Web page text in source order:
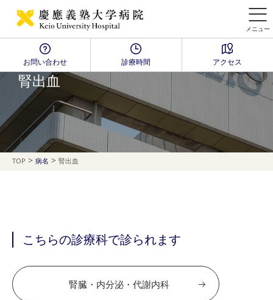
メニュー
お問い合わせ 診療時間 アクセス
Disease Name Search
腎出血
TOP > 病名 > 腎出血
こちらの診療科で診られます
腎臓・内分泌・代謝内科